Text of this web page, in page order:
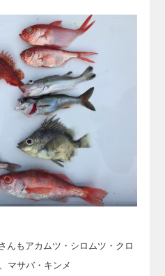
んもアカムツ・シロムツ・クロ
マサバ・キンメ